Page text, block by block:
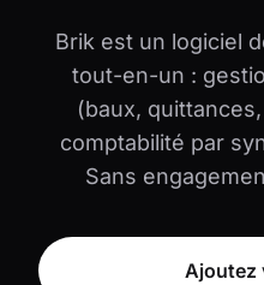
Brik est un logiciel
tout-en-un :
(baux,
comptabilité par
Sans
Ajoutez